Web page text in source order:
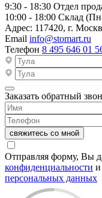
9:30 - 18:30 Отдел
10:00 - 18:00 Склад
Адрес: 117420, г.
Email info@stomart.ru
Телефон 8 495 646 01
Заказать обратный
свяжитесь со мной
Отправляя форму, Вы
конфиденциальности и
персональных данных